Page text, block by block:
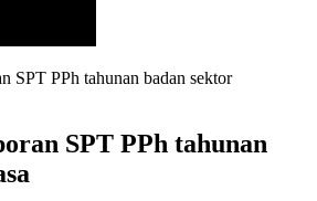
SPT PPh tahunan badan sektor
SPT PPh tahunan